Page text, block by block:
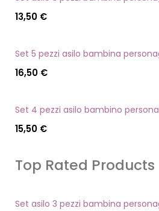
13,50 €
16,50 €
15,50 €
Top Rated Products